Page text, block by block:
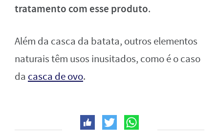
tratamento com esse produto.
Além da casca da batata, outros elementos
naturais têm usos inusitados, como é o caso
da casca de ovo.